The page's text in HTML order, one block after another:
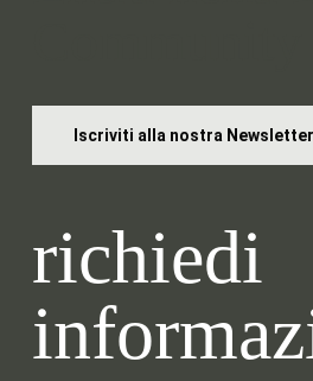
Iscriviti alla nostra Newsletter
richiedi